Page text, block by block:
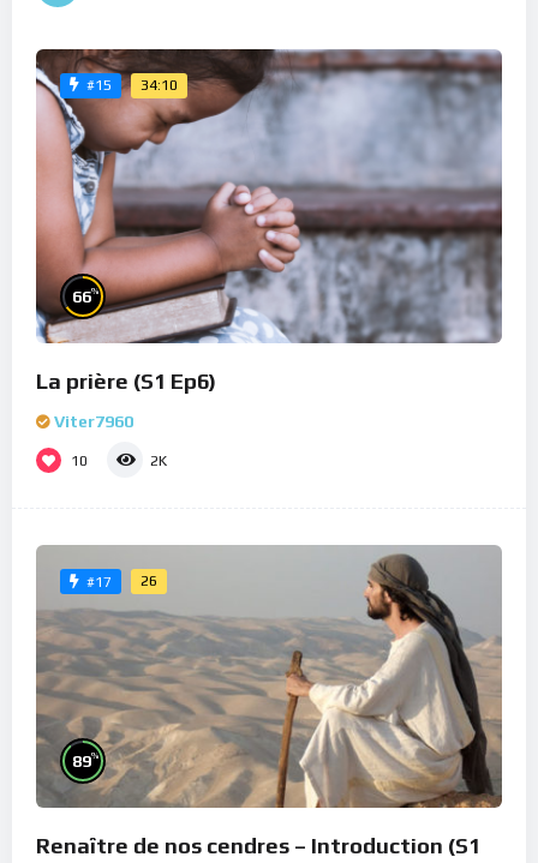
#15 34:10
66%
La prière (S1 Ep6)
Viter7960
10 2K
#17 26
89%
Renaître de nos cendres – Introduction (S1